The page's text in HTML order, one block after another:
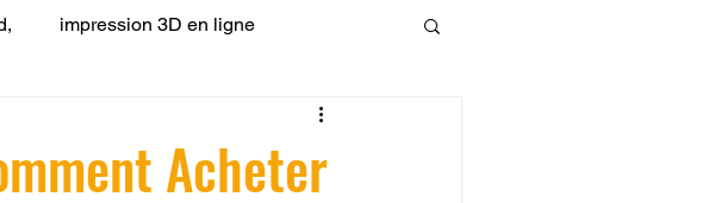
impression 3D en ligne
Acheter